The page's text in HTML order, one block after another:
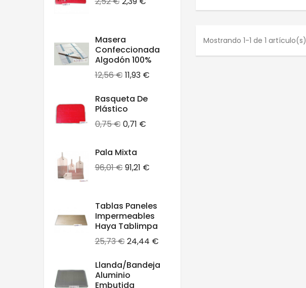
Masera
Confeccionada
Algodón 100%
Precio
12,56 €Precio
11,93 €
Rasqueta De
Plástico
Precio
0,75 €Precio
0,71 €
Pala Mixta
Precio
96,01 €Precio
91,21 €
Tablas Paneles
Impermeables
Haya Tablimpa
Precio
25,73 €Precio
24,44 €
Llanda/bandeja
Aluminio
Embutida
Mostrando 1-1 de 1 artículo(s)